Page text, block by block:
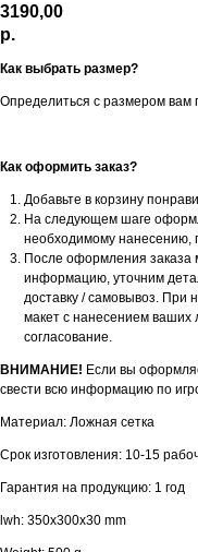
3190,00
р.
Как выбрать размер?
Определиться с размером
Как оформить заказ?
Добавьте в корзину
На следующем шаге
необходимому нанесению,
После оформления заказа
информацию, уточним
доставку / самовывоз.
макет с нанесением ваших
согласование.
ВНИМАНИЕ! Если вы
свести всю информацию по
Материал: Ложная сетка
Срок изготовления: 10-15
Гарантия на продукцию: 1 год
lwh: 350x300x30 mm